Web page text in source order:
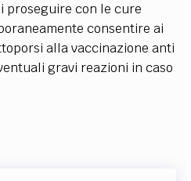
proseguire con le cure
consentire ai
alla vaccinazione anti
gravi reazioni in caso